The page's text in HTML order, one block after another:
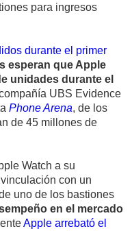
para ingresos
durante el primer
esperan que Apple
unidades durante el
UBS Evidence
Phone Arena, de los
de 45 millones de
Watch a su
con un
uno de los bastiones
en el mercado
Apple arrebató el